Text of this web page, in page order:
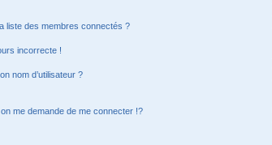
liste des membres connectés ?
incorrecte !
nom d’utilisateur ?
me demande de me connecter !?